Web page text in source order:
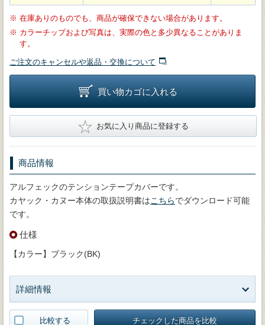
※ 在庫ありのものでも、商品が確保できない場合があります。
※ カラーチップおよび写真は、実際の色と多少異なることがありま
す。
ご注文のキャンセルや返品・交換について
買い物カゴに入れる
★ お気に入り商品に登録する
商品情報
アルフェックのテンションテープカバーです。
カヤック・カヌー本体の取扱説明書はこちらでダウンロード可能
です。
仕様
【カラー】ブラック(BK)
詳細情報
比較する チェックした商品を比較